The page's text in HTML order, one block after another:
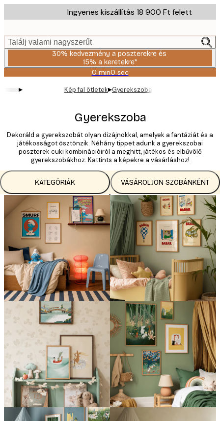
to
content.
Ingyenes kiszállítás 18 900 Ft felett
Találj valami nagyszerűt
30% kedvezmény a poszterekre és
15% a keretekre*
0 min0 sec
Érvényes:
2026-
08-
▸ Kép fal ötletek▸Gyerekszoba
Gyerekszoba
Dekoráld a gyerekszobát olyan dizájnokkal, amelyek a fantáziát és a
játékosságot ösztönzik. Néhány tippet adunk a gyerekszobai
poszterek cuki kombinációiról a meghitt, játékos és elbűvölő
gyerekszobákhoz. Kattints a képekre a vásárláshoz!
KATEGÓRIÁK VÁSÁROLJON SZOBÁNKÉNT